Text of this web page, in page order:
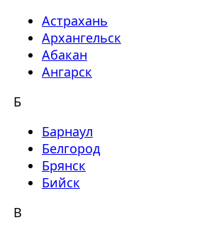
Астрахань
Архангельск
Абакан
Ангарск
Б
Барнаул
Белгород
Брянск
Бийск
В